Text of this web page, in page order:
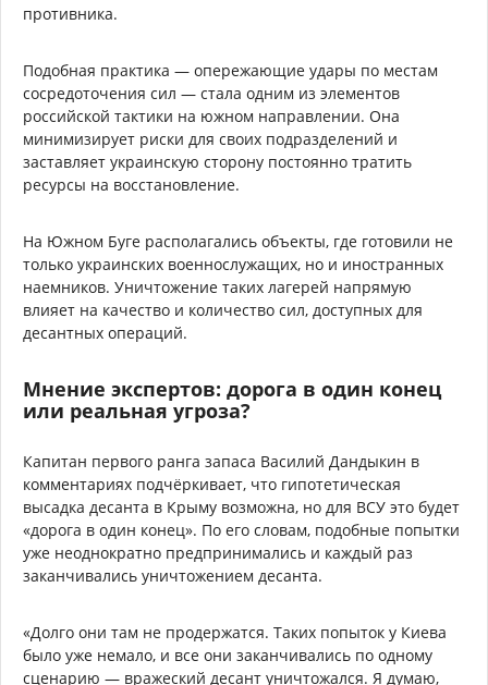
противника.
Подобная практика — опережающие удары по местам
сосредоточения сил — стала одним из элементов
российской тактики на южном направлении. Она
минимизирует риски для своих подразделений и
заставляет украинскую сторону постоянно тратить
ресурсы на восстановление.
На Южном Буге располагались объекты, где готовили не
только украинских военнослужащих, но и иностранных
наемников. Уничтожение таких лагерей напрямую
влияет на качество и количество сил, доступных для
десантных операций.
Мнение экспертов: дорога в один конец
или реальная угроза?
Капитан первого ранга запаса Василий Дандыкин в
комментариях подчёркивает, что гипотетическая
высадка десанта в Крыму возможна, но для ВСУ это будет
«дорога в один конец». По его словам, подобные попытки
уже неоднократно предпринимались и каждый раз
заканчивались уничтожением десанта.
«Долго они там не продержатся. Таких попыток у Киева
было уже немало, и все они заканчивались по одному
сценарию — вражеский десант уничтожался. Я думаю,